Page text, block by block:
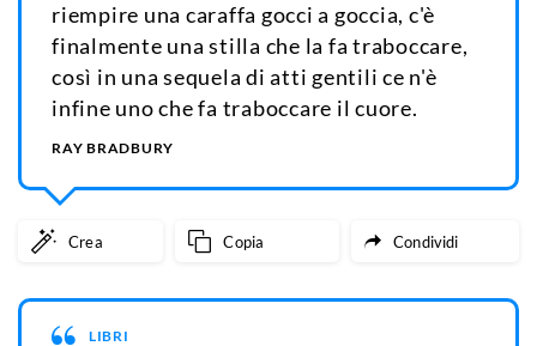
riempire una caraffa gocci a goccia, c'è
finalmente una stilla che la fa traboccare,
così in una sequela di atti gentili ce n'è
infine uno che fa traboccare il cuore.
RAY BRADBURY
Crea Copia Condividi
LIBRI